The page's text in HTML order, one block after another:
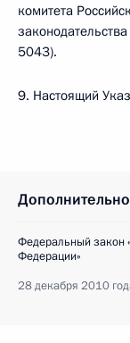
комитета
5043).
9. Настоящий
Дополнительно
Федеральный закон
Федерации»
28 декабря 2010